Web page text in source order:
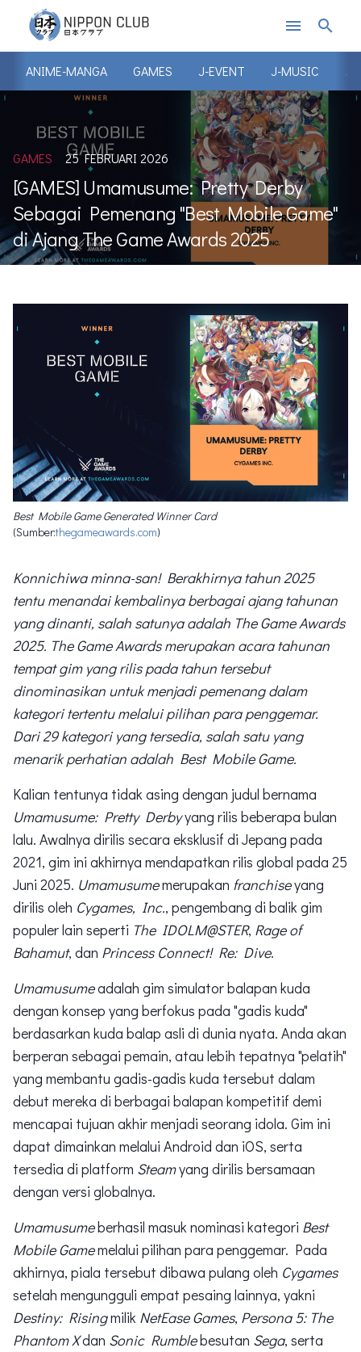
menu search
ANIME-MANGA GAMES J-EVENT J-MUSIC J-
GAMES 25 FEBRUARI 2026
[GAMES] Umamusume: Pretty Derby
Sebagai Pemenang "Best Mobile Game"
di Ajang The Game Awards 2025
Best Mobile Game Generated Winner Card
(Sumber:thegameawards.com)
Konnichiwa minna-san! Berakhirnya tahun 2025
tentu menandai kembalinya berbagai ajang tahunan
yang dinanti, salah satunya adalah The Game Awards
2025. The Game Awards merupakan acara tahunan
tempat gim yang rilis pada tahun tersebut
dinominasikan untuk menjadi pemenang dalam
kategori tertentu melalui pilihan para penggemar.
Dari 29 kategori yang tersedia, salah satu yang
menarik perhatian adalah Best Mobile Game.
Kalian tentunya tidak asing dengan judul bernama
Umamusume: Pretty Derbyyang rilis beberapa bulan
lalu. Awalnya dirilis secara eksklusif di Jepang pada
2021, gim ini akhirnya mendapatkan rilis global pada 25
Juni 2025. Umamusumemerupakan franchiseyang
dirilis oleh Cygames, Inc., pengembang di balik gim
populer lain seperti The IDOLM@STER, Rage of
Bahamut, dan Princess Connect! Re: Dive.
Umamusumeadalah gim simulator balapan kuda
dengan konsep yang berfokus pada "gadis kuda"
berdasarkan kuda balap asli di dunia nyata. Anda akan
berperan sebagai pemain, atau lebih tepatnya "pelatih"
yang membantu gadis-gadis kuda tersebut dalam
debut mereka di berbagai balapan kompetitif demi
mencapai tujuan akhir menjadi seorang idola. Gim ini
dapat dimainkan melalui Android dan iOS, serta
tersedia di platform Steamyang dirilis bersamaan
dengan versi globalnya.
Umamusumeberhasil masuk nominasi kategori Best
Mobile Gamemelalui pilihan para penggemar. Pada
akhirnya, piala tersebut dibawa pulang oleh Cygames
setelah mengungguli empat pesaing lainnya, yakni
Destiny: Risingmilik NetEase Games, Persona 5: The
Phantom Xdan Sonic Rumblebesutan Sega, serta